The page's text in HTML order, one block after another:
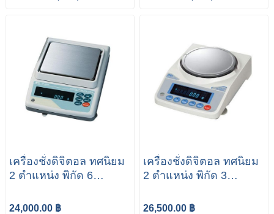
เครื่องชั่งดิจิตอล ทศนิยม
2 ตำแหน่ง พิกัด 6
ยี่ห้อ AND
24,000.00 ฿
เครื่องชั่งดิจิตอล ทศนิยม
2 ตำแหน่ง พิกัด 3
ยี่ห้อ AND
26,500.00 ฿